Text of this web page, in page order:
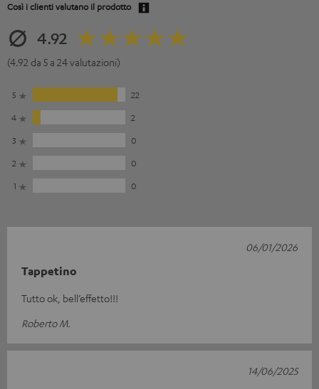
Così i clienti valutano il prodotto
4.92
(4.92 da 5 a 24 valutazioni)
5
22
4
2
3
0
2
0
1
0
Tappetino
Tutto ok, bell’effetto!!!
Roberto M.
06/01/2026
14/06/2025